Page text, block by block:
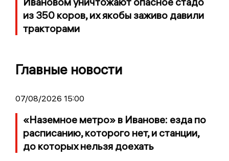
из 350 коров, их якобы заживо давили
тракторами
Главные новости
07/08/2026 15:00
«Наземное метро» в Иванове: езда по
расписанию, которого нет, и станции,
до которых нельзя доехать